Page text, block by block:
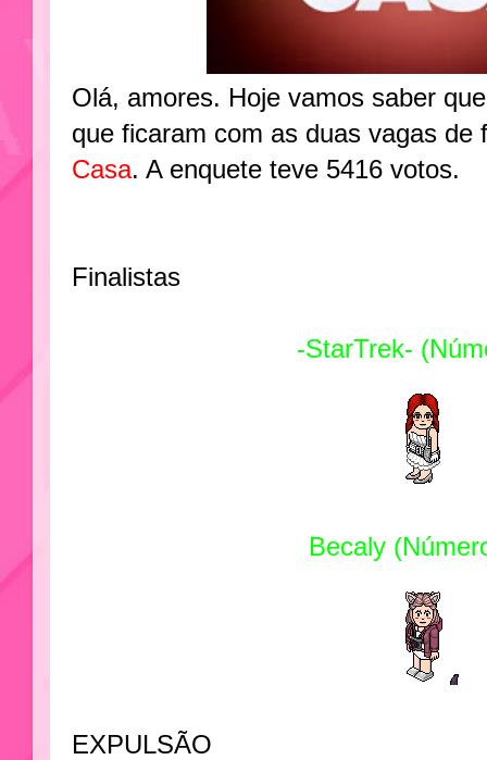
Olá, amores. Hoje vamos saber
que ficaram com as duas vagas de
Casa. A enquete teve 5416 votos.
Finalistas
-StarTrek-
Becaly
EXPULSÃO